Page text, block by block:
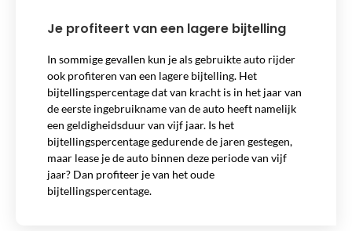
Je profiteert van een lagere bijtelling
In sommige gevallen kun je als gebruikte auto rijder
ook profiteren van een lagere bijtelling. Het
bijtellingspercentage dat van kracht is in het jaar van
de eerste ingebruikname van de auto heeft namelijk
een geldigheidsduur van vijf jaar. Is het
bijtellingspercentage gedurende de jaren gestegen,
maar lease je de auto binnen deze periode van vijf
jaar? Dan profiteer je van het oude
bijtellingspercentage.